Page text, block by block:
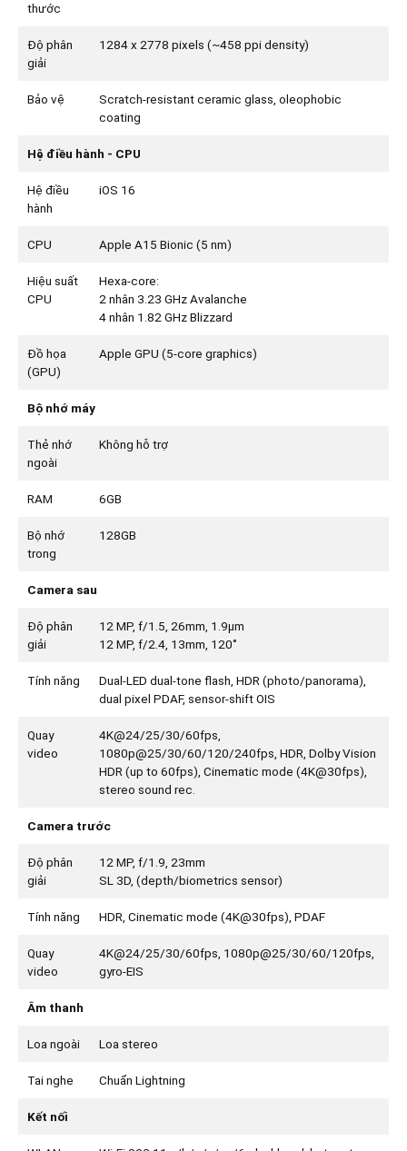
thước
Độ phân
giải
1284 x 2778 pixels (~458 ppi density)
Bảo vệ
Scratch-resistant ceramic glass, oleophobic
coating
Hệ điều hành - CPU
Hệ điều
hành
iOS 16
CPU Apple A15 Bionic (5 nm)
Hiệu suất
CPU
Hexa-core:
2 nhân 3.23 GHz Avalanche
4 nhân 1.82 GHz Blizzard
Đồ họa
(GPU)
Apple GPU (5-core graphics)
Bộ nhớ máy
Thẻ nhớ
ngoài
Không hỗ trợ
RAM 6GB
Bộ nhớ
trong
128GB
Camera sau
Độ phân
giải
12 MP, f/1.5, 26mm, 1.9µm
12 MP, f/2.4, 13mm, 120˚
Tính năng
Dual-LED dual-tone flash, HDR (photo/panorama),
dual pixel PDAF, sensor-shift OIS
Quay
video
4K@24/25/30/60fps,
1080p@25/30/60/120/240fps, HDR, Dolby Vision
HDR (up to 60fps), Cinematic mode (4K@30fps),
stereo sound rec.
Camera trước
Độ phân
giải
12 MP, f/1.9, 23mm
SL 3D, (depth/biometrics sensor)
Tính năng HDR, Cinematic mode (4K@30fps), PDAF
Quay
video
4K@24/25/30/60fps, 1080p@25/30/60/120fps,
gyro-EIS
Âm thanh
Loa ngoài Loa stereo
Tai nghe Chuẩn Lightning
Kết nối